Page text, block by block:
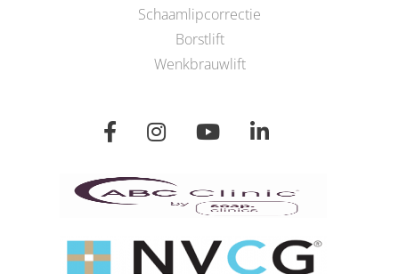
Schaamlipcorrectie
Borstlift
Wenkbrauwlift